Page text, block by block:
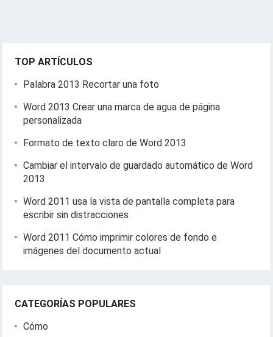
TOP ARTÍCULOS
Palabra 2013 Recortar una foto
Word 2013 Crear una marca de agua de página
personalizada
Formato de texto claro de Word 2013
Cambiar el intervalo de guardado automático de Word
2013
Word 2011 usa la vista de pantalla completa para
escribir sin distracciones
Word 2011 Cómo imprimir colores de fondo e
imágenes del documento actual
CATEGORÍAS POPULARES
Cómo